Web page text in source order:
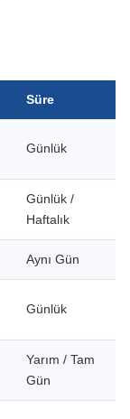
Süre
Günlük
Günlük /
Haftalık
Aynı Gün
Günlük
Yarım / Tam
Gün